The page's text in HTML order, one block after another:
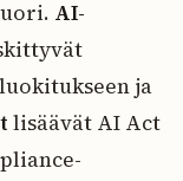
AI-
ja
lisäävät AI Act